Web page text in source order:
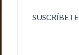
SUSCRÍBETE